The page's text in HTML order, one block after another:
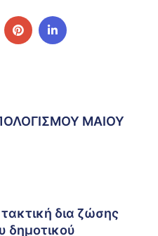
ΜΑΙΟΥ
δια ζώσης
δημοτικού